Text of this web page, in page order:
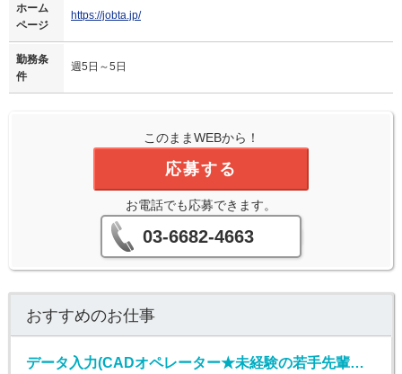
ホーム
ページ
https://jobta.jp/
勤務条
件
週5日～5日
このままWEBから！
応募する
お電話でも応募できます。
03-6682-4663
おすすめのお仕事
データ入力(CADオペレーター★未経験の若手先輩活躍中★)